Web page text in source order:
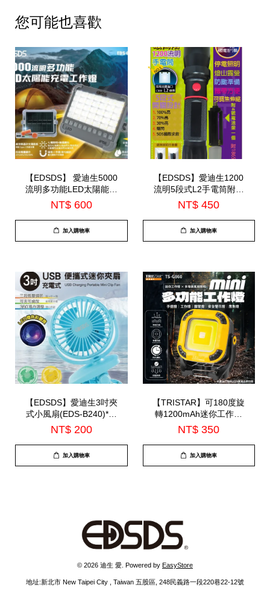
您可能也喜歡
【EDSDS】 愛迪生5000
流明多功能LED太陽能充
電工作燈(EDS-G867)
NT$ 600
加入購物車
【EDSDS】愛迪生1200
流明5段式L2手電筒附救
生錘(EDS-G640)
NT$ 450
加入購物車
【EDSDS】愛迪生3吋夾
式小風扇(EDS-B240)*顏
色隨機出貨*
NT$ 200
加入購物車
【TRISTAR】可180度旋
轉1200mAh迷你工作燈
(TS-G860)
NT$ 350
加入購物車
© 2026 迪生 愛. Powered by EasyStore
地址:新北市 New Taipei City , Taiwan 五股區, 248民義路一段220巷22-12號